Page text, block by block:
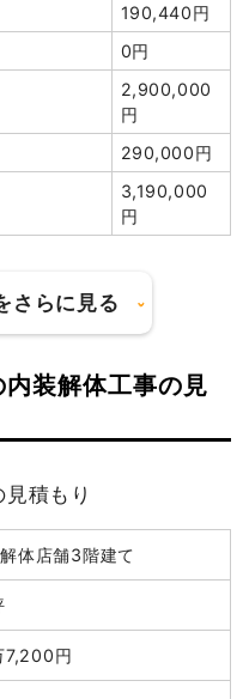
骨造店舗1階建て
5,464円
114,750円
183,375
円
184,837円
650,000
190,440円
0円
2,900,000
円
290,000円
3,190,000
円
さらに見る
万4,320円
万8,800円
42,318
1,904,320円
装解体工事の見
積もり
体店舗3階建て
7,200円